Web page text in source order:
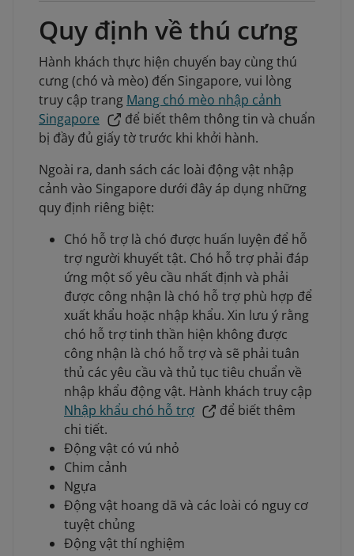
Quy định về thú cưng
Hành khách thực hiện chuyến bay cùng thú
cưng (chó và mèo) đến Singapore, vui lòng
truy cập trang Mang chó mèo nhập cảnh
Singapore
để biết thêm thông tin và chuẩn
bị đầy đủ giấy tờ trước khi khởi hành.
Ngoài ra, danh sách các loài động vật nhập
cảnh vào Singapore dưới đây áp dụng những
quy định riêng biệt:
Chó hỗ trợ là chó được huấn luyện để hỗ
trợ người khuyết tật. Chó hỗ trợ phải đáp
ứng một số yêu cầu nhất định và phải
được công nhận là chó hỗ trợ phù hợp để
xuất khẩu hoặc nhập khẩu. Xin lưu ý rằng
chó hỗ trợ tinh thần hiện không được
công nhận là chó hỗ trợ và sẽ phải tuân
thủ các yêu cầu và thủ tục tiêu chuẩn về
nhập khẩu động vật. Hành khách truy cập
Nhập khẩu chó hỗ trợ
để biết thêm
chi tiết.
Động vật có vú nhỏ
Chim cảnh
Ngựa
Động vật hoang dã và các loài có nguy cơ
tuyệt chủng
Động vật thí nghiệm